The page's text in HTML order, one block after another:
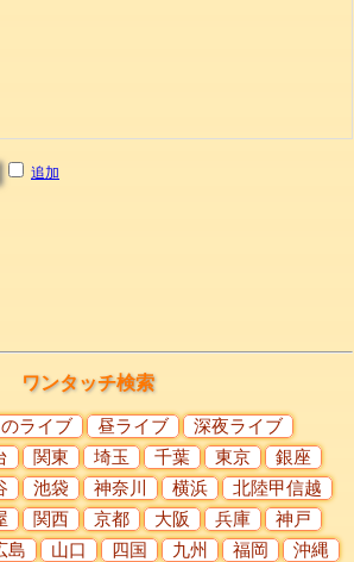
追加
ワンタッチ検索
ライブ 昼ライブ
深夜ライブ
関東 埼玉 千葉 東京
銀座
池袋 神奈川 横浜
北陸甲信越
関西 京都 大阪 兵庫
神戸
島 山口 四国 九州 福岡
沖縄